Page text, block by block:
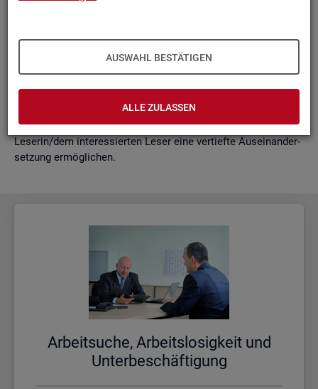
AUSWAHL BESTÄTIGEN
ALLE ZULASSEN
sam­men­ge­fasst. Damit ent­steht ein klei­nes Nach­schla­ge­
werk zu zen­tra­len Be­grif­fen und Fra­ge­stel­lun­gen der Ar­beits­
markt- und Grund­si­che­rungs­sta­tis­tik. Dabei wer­den diese Be­
grif­fe in kur­zer Form er­klärt und immer auch mit wei­ter­füh­
ren­den In­for­ma­ti­ons­quel­len ver­bun­den, die der in­ter­es­sier­ten
Le­se­rin/dem in­ter­es­sier­ten Leser eine ver­tief­te Aus­ein­an­der­
set­zung er­mög­li­chen.
Ar­beit­su­che, Ar­beits­lo­sig­keit und
Un­ter­be­schäf­ti­gung